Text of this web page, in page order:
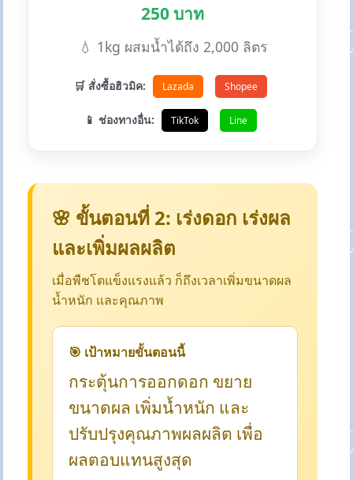
250 บาท
💧 1kg ผสมน้ำได้ถึง 2,000 ลิตร
🛒 สั่งซื้อฮิวมิค: Lazada Shopee
📱 ช่องทางอื่น: TikTok Line
🌸 ขั้นตอนที่ 2: เร่งดอก เร่งผล
และเพิ่มผลผลิต
เมื่อพืชโตแข็งแรงแล้ว ก็ถึงเวลาเพิ่มขนาดผล
น้ำหนัก และคุณภาพ
🎯 เป้าหมายขั้นตอนนี้
กระตุ้นการออกดอก ขยาย
ขนาดผล เพิ่มน้ำหนัก และ
ปรับปรุงคุณภาพผลผลิต เพื่อ
ผลตอบแทนสูงสุด